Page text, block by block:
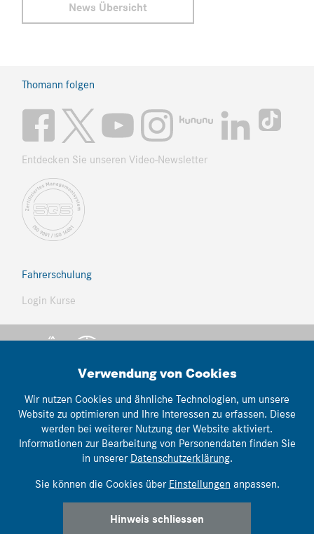
News Übersicht
Thomann folgen
Entdecken Sie unseren Video-Newsletter
Fahrerschulung
Login Kurse
© Thomann Nutzfahrzeuge
webwork:lemonbrain.ch
Verwendung von Cookies
Wir nutzen Cookies und ähnliche Technologien, um unsere
Website zu optimieren und Ihre Interessen zu erfassen. Diese
werden bei weiterer Nutzung der Website aktiviert.
Informationen zur Bearbeitung von Personendaten finden Sie
in unserer Datenschutzerklärung.
Sie können die Cookies über Einstellungen anpassen.
Hinweis schliessen